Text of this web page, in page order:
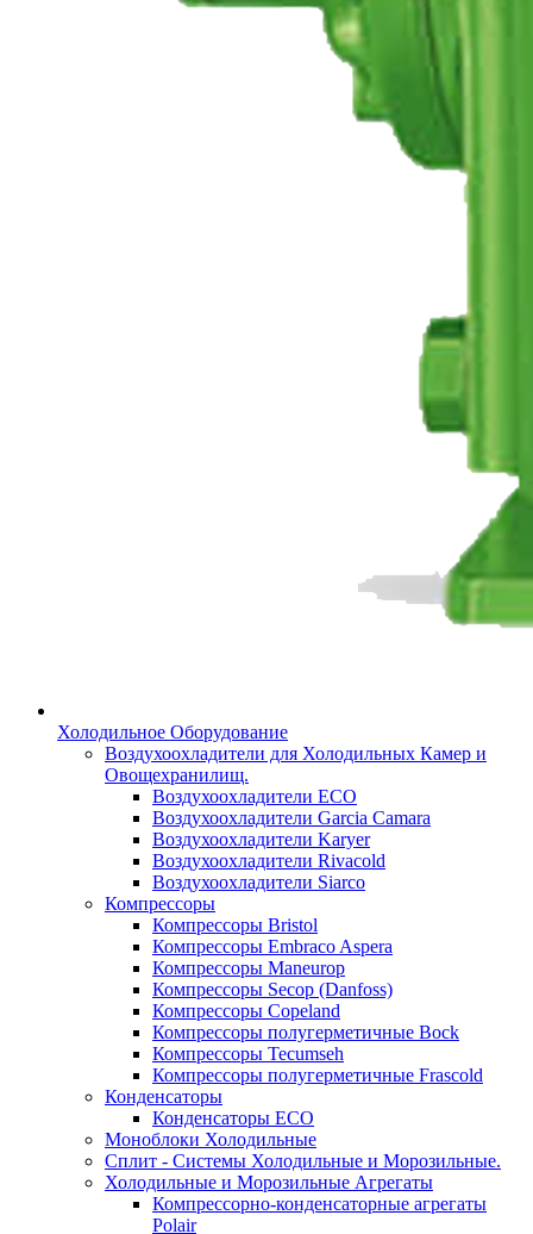
Холодильное Оборудование
Воздухоохладители для Холодильных Камер и
Овощехранилищ.
Воздухоохладители ECO
Воздухоохладители Garcia Camara
Воздухоохладители Karyer
Воздухоохладители Rivacold
Воздухоохладители Siarco
Компрессоры
Компрессоры Bristol
Компрессоры Embraco Aspera
Компрессоры Maneurop
Компрессоры Secop (Danfoss)
Компрессоры Copeland
Компрессоры полугерметичные Bock
Компрессоры Tecumseh
Компрессоры полугерметичные Frascold
Конденсаторы
Конденсаторы ECO
Моноблоки Холодильные
Сплит - Системы Холодильные и Морозильные.
Холодильные и Морозильные Агрегаты
Компрессорно-конденсаторные агрегаты
Polair